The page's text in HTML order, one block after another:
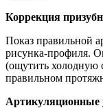
Коррекция
Показ правильной
рисунка-профиля.
(ощутить холодную
правильном
Артикуляционные